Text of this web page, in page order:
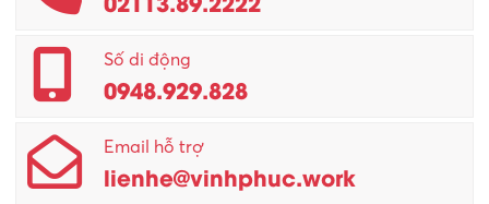
Promotion Girl (PG)
Quản lý – Giám đốc
Quản lý chất lượng – QC
Quản lý sản xuất
Quản trị kinh doanh
Số di động
0948.929.828
Email hỗ trợ
lienhe@vinhphuc.work